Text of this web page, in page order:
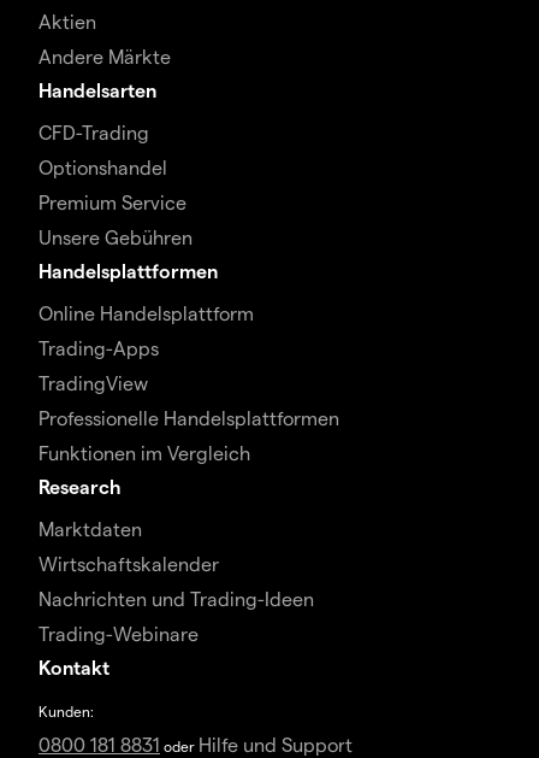
Aktien
Andere Märkte
Handelsarten
CFD-Trading
Optionshandel
Premium Service
Unsere Gebühren
Handelsplattformen
Online Handelsplattform
Trading-Apps
TradingView
Professionelle Handelsplattformen
Funktionen im Vergleich
Research
Marktdaten
Wirtschaftskalender
Nachrichten und Trading-Ideen
Trading-Webinare
Kontakt
Kunden:
0800 181 8831 oder Hilfe und Support